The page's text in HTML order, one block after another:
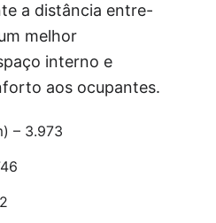
a distância entre-
melhor
interno e
aos ocupantes.
– 3.973